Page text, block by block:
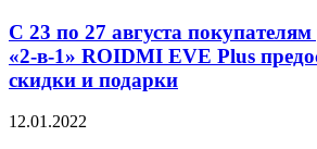
помогать
по
хозяйству
по
27
августа
покупателям
пылесоса
С 23 по 27 августа
«2-в-1» ROIDMI EVE Plus
скидки и подарки
Tesla
12.01.2022